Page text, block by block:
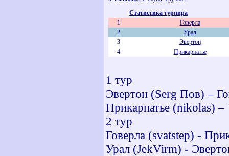
Статистика турнира
1
Говерла
2
Урал
3
Эвертон
4
Прикарпатье
1 тур
Эвертон (Serg Пов) –
Прикарпатье (nikolas)
2 тур
Говерла (svatstep) -
Урал (JekVirm) -